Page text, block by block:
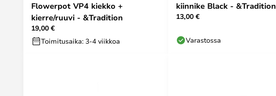
Flowerpot VP4 kiekko +
kierre/ruuvi - &Tradition
19,00 €
Toimitusaika: 3-4 viikkoa
kiinnike Black - &Tradition
13,00 €
Varastossa